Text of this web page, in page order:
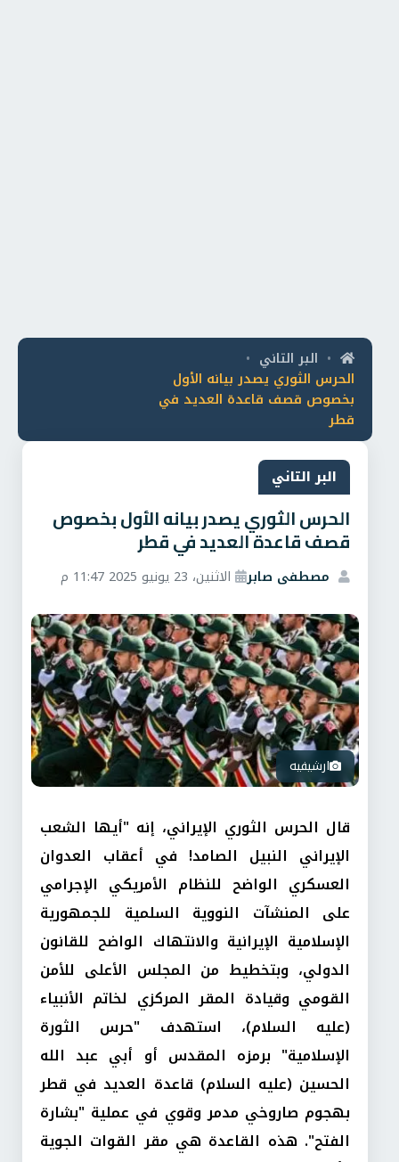
• البر التاني •
الحرس الثوري يصدر بيانه الأول
بخصوص قصف قاعدة العديد في
قطر
البر التاني
الحرس الثوري يصدر بيانه الأول بخصوص
قصف قاعدة العديد في قطر
مصطفى صابر الاثنين، 23 يونيو 2025 11:47 م
ارشيفيه
قال الحرس الثوري الإيراني، إنه "أيها الشعب
الإيراني النبيل الصامد! في أعقاب العدوان
العسكري الواضح للنظام الأمريكي الإجرامي
على المنشآت النووية السلمية للجمهورية
الإسلامية الإيرانية والانتهاك الواضح للقانون
الدولي، وبتخطيط من المجلس الأعلى للأمن
القومي وقيادة المقر المركزي لخاتم الأنبياء
(عليه السلام)، استهدف "حرس الثورة
الإسلامية" برمزه المقدس أو أبي عبد الله
الحسين (عليه السلام) قاعدة العديد في قطر
بهجوم صاروخي مدمر وقوي في عملية "بشارة
الفتح". هذه القاعدة هي مقر القوات الجوية